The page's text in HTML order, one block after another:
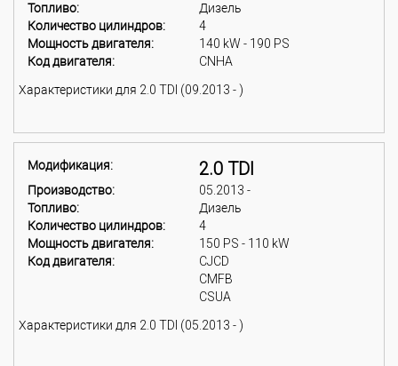
Топливо:
Дизель
Количество цилиндров:
4
Мощность двигателя:
140 kW - 190 PS
Код двигателя:
CNHA
Характеристики для 2.0 TDI (09.2013 - )
Модификация: 2.0 TDI
Производство:
05.2013 -
Топливо:
Дизель
Количество цилиндров:
4
Мощность двигателя:
150 PS - 110 kW
Код двигателя:
CJCD
CMFB
CSUA
Характеристики для 2.0 TDI (05.2013 - )